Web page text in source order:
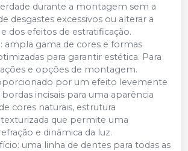
durante a montagem sem a
desgastes excessivos ou alterar a
dos efeitos de estratificação.
ampla gama de cores e formas
para garantir estética. Para
e opções de montagem.
por um efeito levemente
bordas incisais para uma aparência
cores naturais, estrutura
que permite uma
e dinâmica da luz.
uma linha de dentes para todas as